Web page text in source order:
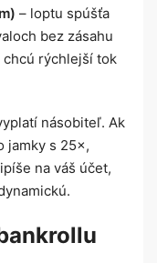
– loptu spúšťa
bez zásahu
chcú rýchlejší tok
násobiteľ. Ak
jamky s 25×,
na váš účet,